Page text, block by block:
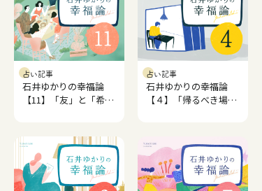
占い記事
石井ゆかりの幸福論
【11】「友」と「希
占い記事
石井ゆかりの幸福論
【４】「帰るべき場